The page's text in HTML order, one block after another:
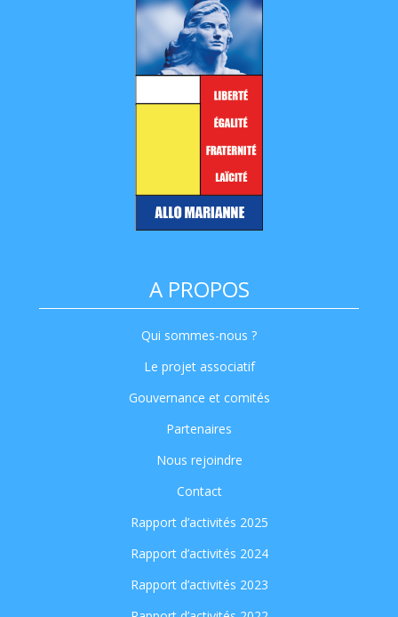
A PROPOS
Qui sommes-nous ?
Le projet associatif
Gouvernance et comités
Partenaires
Nous rejoindre
Contact
Rapport d’activités 2025
Rapport d’activités 2024
Rapport d’activités 2023